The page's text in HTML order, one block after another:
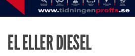
EL ELLER DIESEL